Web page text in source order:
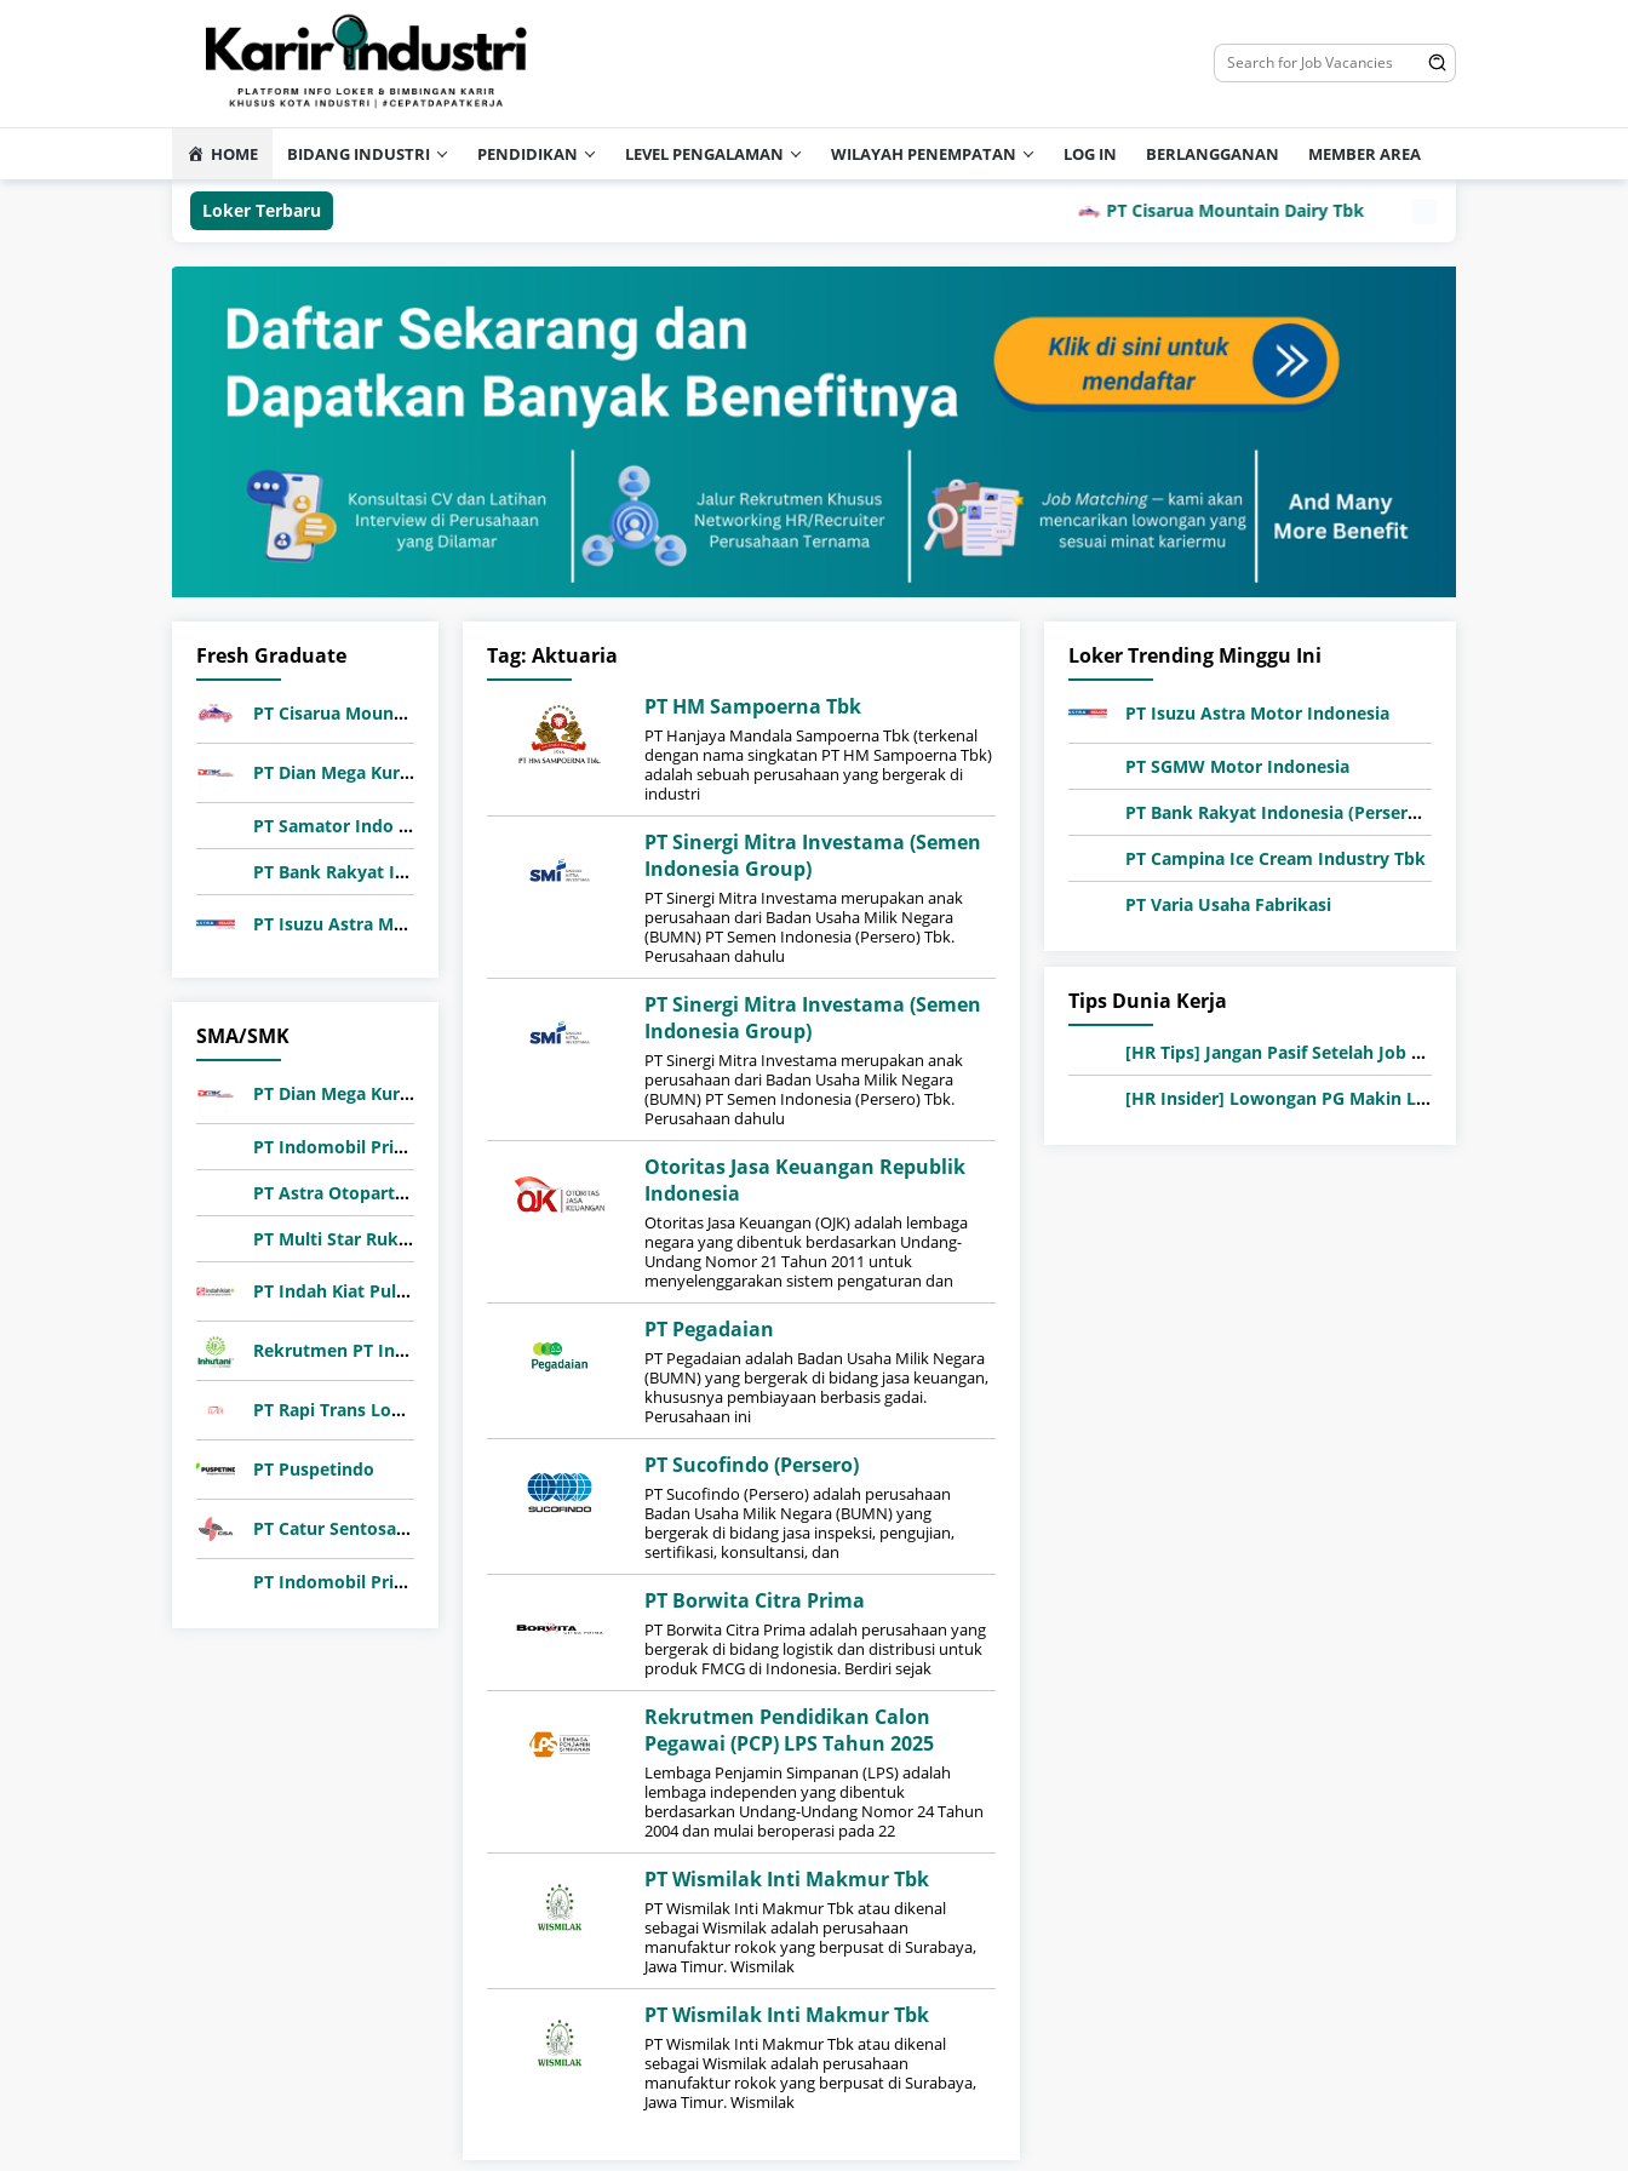
HOME BIDANG INDUSTRI PENDIDIKAN LEVEL PENGALAMAN WILAYAH PENEMPATAN LOG IN BERLANGGANAN MEMBER AREA
Loker Terbaru PT Cisarua Mountain Dairy Tbk
Fresh Graduate
PT Cisarua Mountain Dairy Tbk
PT Dian Mega Kurnia (DMK Cargo)
PT Samator Indo Gas Tbk
PT Bank Rakyat Indonesia (Persero) Tbk
PT Isuzu Astra Motor Indonesia
SMA/SMK
PT Dian Mega Kurnia (DMK Cargo)
PT Indomobil Prima Niaga (Indomobil Group)
PT Astra Otoparts Tbk
PT Multi Star Rukun Abadi (Sharon Bakery)
PT Indah Kiat Pulp & Paper Tbk
Rekrutmen PT Inhutani I 2026
PT Rapi Trans Logistik
PT Puspetindo
PT Catur Sentosa Adiprana Tbk
PT Indomobil Prima Niaga (Indomobil Group)
Tag: Aktuaria
PT HM Sampoerna Tbk
PT Hanjaya Mandala Sampoerna Tbk (terkenal
dengan nama singkatan PT HM Sampoerna Tbk)
adalah sebuah perusahaan yang bergerak di
industri
PT Sinergi Mitra Investama (Semen
Indonesia Group)
PT Sinergi Mitra Investama merupakan anak
perusahaan dari Badan Usaha Milik Negara
(BUMN) PT Semen Indonesia (Persero) Tbk.
Perusahaan dahulu
PT Sinergi Mitra Investama (Semen
Indonesia Group)
PT Sinergi Mitra Investama merupakan anak
perusahaan dari Badan Usaha Milik Negara
(BUMN) PT Semen Indonesia (Persero) Tbk.
Perusahaan dahulu
Otoritas Jasa Keuangan Republik
Indonesia
Otoritas Jasa Keuangan (OJK) adalah lembaga
negara yang dibentuk berdasarkan Undang-
Undang Nomor 21 Tahun 2011 untuk
menyelenggarakan sistem pengaturan dan
PT Pegadaian
PT Pegadaian adalah Badan Usaha Milik Negara
(BUMN) yang bergerak di bidang jasa keuangan,
khususnya pembiayaan berbasis gadai.
Perusahaan ini
PT Sucofindo (Persero)
PT Sucofindo (Persero) adalah perusahaan
Badan Usaha Milik Negara (BUMN) yang
bergerak di bidang jasa inspeksi, pengujian,
sertifikasi, konsultansi, dan
PT Borwita Citra Prima
PT Borwita Citra Prima adalah perusahaan yang
bergerak di bidang logistik dan distribusi untuk
produk FMCG di Indonesia. Berdiri sejak
Rekrutmen Pendidikan Calon
Pegawai (PCP) LPS Tahun 2025
Lembaga Penjamin Simpanan (LPS) adalah
lembaga independen yang dibentuk
berdasarkan Undang-Undang Nomor 24 Tahun
2004 dan mulai beroperasi pada 22
PT Wismilak Inti Makmur Tbk
PT Wismilak Inti Makmur Tbk atau dikenal
sebagai Wismilak adalah perusahaan
manufaktur rokok yang berpusat di Surabaya,
Jawa Timur. Wismilak
PT Wismilak Inti Makmur Tbk
PT Wismilak Inti Makmur Tbk atau dikenal
sebagai Wismilak adalah perusahaan
manufaktur rokok yang berpusat di Surabaya,
Jawa Timur. Wismilak
Loker Trending Minggu Ini
PT Isuzu Astra Motor Indonesia
PT SGMW Motor Indonesia
PT Bank Rakyat Indonesia (Persero) Tbk
PT Campina Ice Cream Industry Tbk
PT Varia Usaha Fabrikasi
Tips Dunia Kerja
[HR Tips] Jangan Pasif Setelah Job Fair! Ini Pentingnya Follow-Up Setelah Job Fair
[HR Insider] Lowongan PG Makin Langka: Murni Seleksi atau Jalur Orang Dalam?